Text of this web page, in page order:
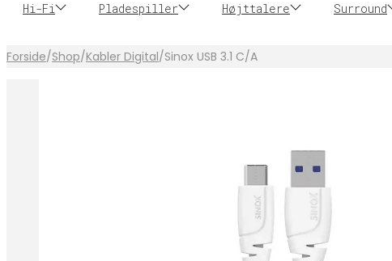
Hi-Fi Pladespiller Højttalere Surround
Forside/Shop/Kabler Digital/Sinox USB 3.1 C/A